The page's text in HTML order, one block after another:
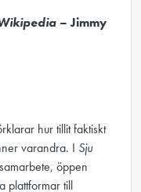
– Jimmy
hur tillit faktiskt
varandra. I Sju
öppen
plattformar till